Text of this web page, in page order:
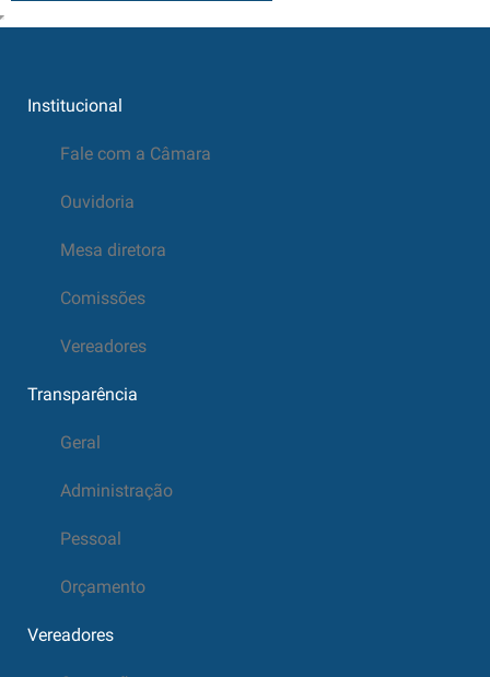
Institucional
Fale com a Câmara
Ouvidoria
Mesa diretora
Comissões
Vereadores
Transparência
Geral
Administração
Pessoal
Orçamento
Vereadores